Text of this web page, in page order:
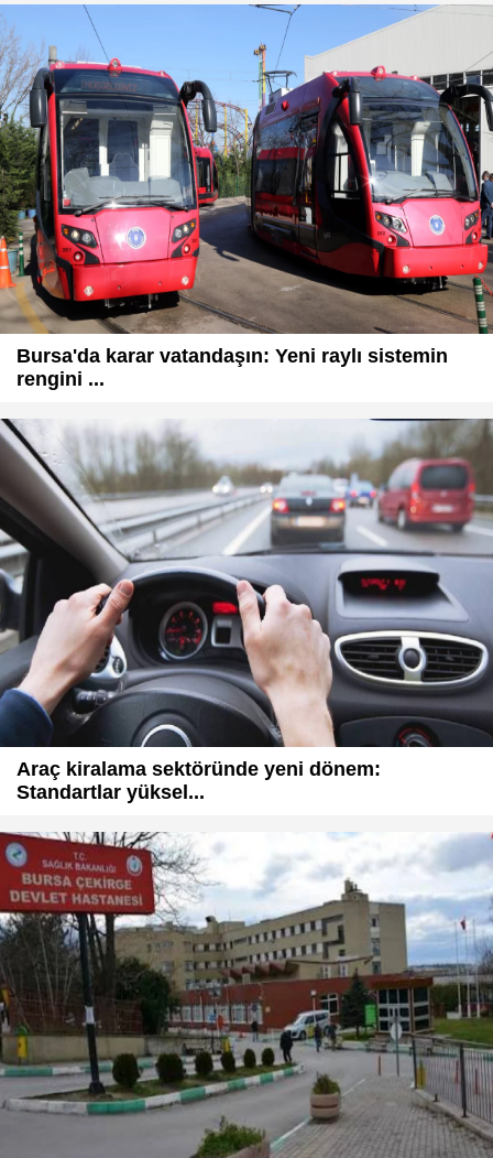
Bursa'da karar vatandaşın: Yeni raylı sistemin
rengini ...
Araç kiralama sektöründe yeni dönem:
Standartlar yüksel...